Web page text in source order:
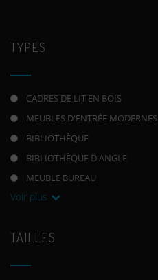
TYPES
CADRES DE LIT EN BOIS
MEUBLES D'ENTRÉE MODERNES
BIBLIOTHÈQUE
BIBLIOTHÈQUE D'ANGLE
MEUBLE BUREAU
Voir plus
TAILLES